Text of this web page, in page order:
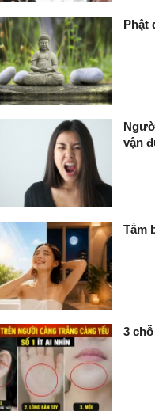
Phật
vận
Tắm
3